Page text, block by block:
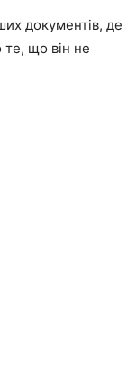
документів, де
що він не